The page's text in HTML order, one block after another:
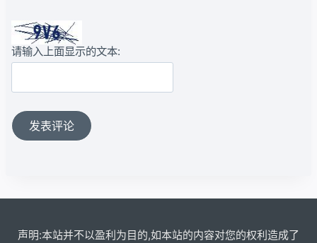
请输入上面显示的文本:
声明:本站并不以盈利为目的,如本站的内容对您的权利造成了